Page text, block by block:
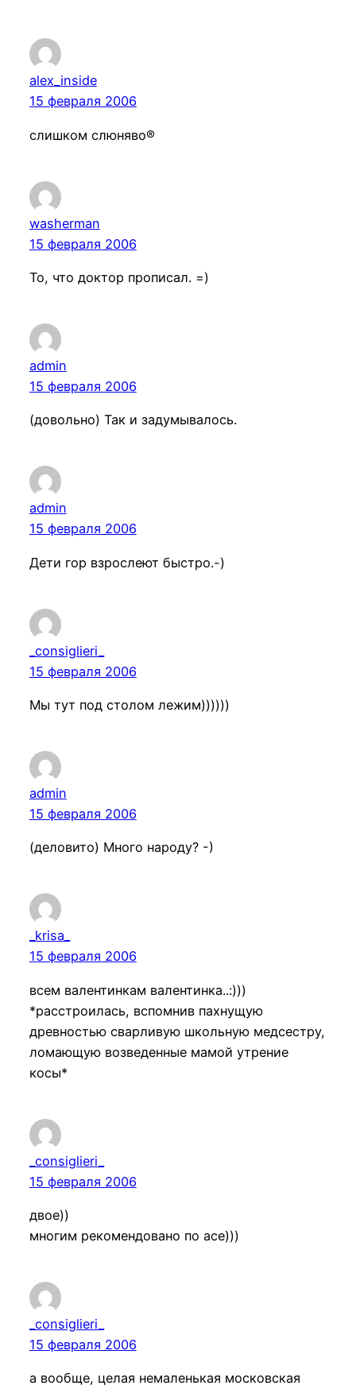
alex_inside
15 февраля 2006
слишком слюняво®
washerman
15 февраля 2006
То, что доктор прописал. =)
admin
15 февраля 2006
(довольно) Так и задумывалось.
admin
15 февраля 2006
Дети гор взрослеют быстро.-)
_consiglieri_
15 февраля 2006
Мы тут под столом лежим))))))
admin
15 февраля 2006
(деловито) Много народу? -)
_krisa_
15 февраля 2006
всем валентинкам валентинка..:)))
*расстроилась, вспомнив пахнущую
древностью сварливую школьную медсестру,
ломающую возведенные мамой утрение
косы*
_consiglieri_
15 февраля 2006
двое))
многим рекомендовано по асе)))
_consiglieri_
15 февраля 2006
а вообще, целая немаленькая московская